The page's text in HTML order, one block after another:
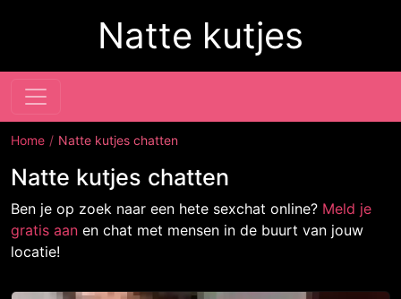
Natte kutjes
Home Natte kutjes chatten
Natte kutjes chatten
Ben je op zoek naar een hete sexchat online? Meld je
gratis aan en chat met mensen in de buurt van jouw
locatie!